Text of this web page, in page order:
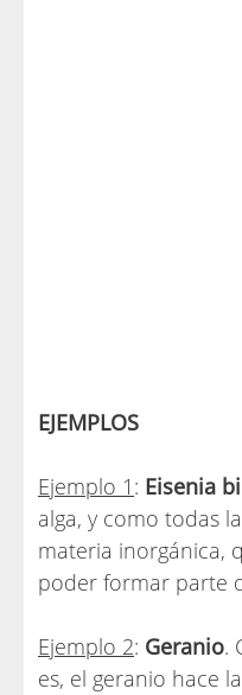
EJEMPLOS
Ejemplo 1 : Eisenia
alga, y como todas
materia inorgánica,
poder formar parte
Ejemplo 2: Geranio.
es, el geranio hace